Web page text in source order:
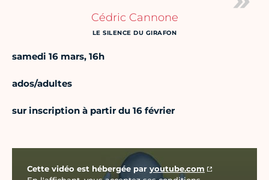
Cédric Cannone
LE SILENCE DU GIRAFON
samedi 16 mars, 16h
ados/adultes
sur inscription à partir du 16 février
Cette vidéo est hébergée par youtube.com